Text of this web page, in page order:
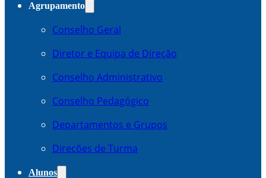
Agrupamento
Conselho Geral
Diretor e Equipa de Direção
Conselho Administrativo
Conselho Pedagógico
Departamentos e Grupos
Direcões de Turma
Alunos